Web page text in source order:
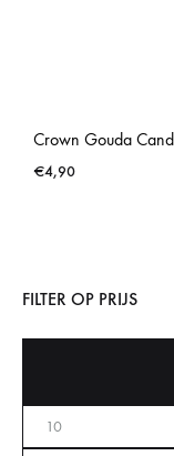
€4,90
FILTER OP PRIJS